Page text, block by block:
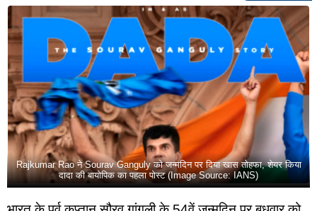
Rajkumar Rao ने Sourav Ganguly को जन्मदिन पर दिया खास तोहफा, शेयर किया
दादा की बायोपिक का पहला पोस्ट (Image Source: IANS)